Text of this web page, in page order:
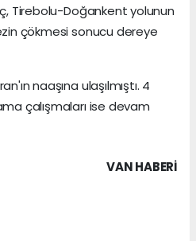
Tirebolu-Doğankent yolunun
çökmesi sonucu dereye
naaşına ulaşılmıştı. 4
çalışmaları ise devam
VAN HABERİ